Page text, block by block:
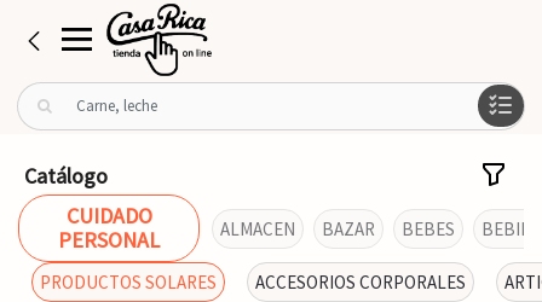
B
u
r
p
Catálogo
CUIDADO
PERSONAL
ALMACEN BAZAR BEBES
PRODUCTOS SOLARES ACCESORIOS CORPORALES